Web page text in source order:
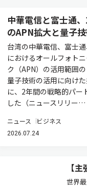
中華電信と富士通
のAPN拡大と量子
台湾の中華電信、富士
におけるオールフォト
ク（APN）の活用範囲の
量子技術の活用に向け
に、2年間の戦略的パー
した（ニュースリリー…
ニュース ビジネス
2026.07.24
【
世界